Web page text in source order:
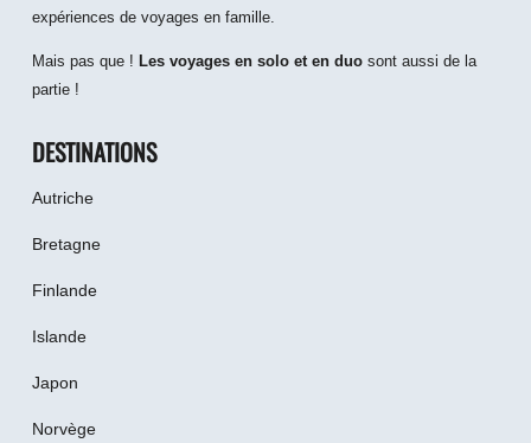
expériences de voyages en famille.
Mais pas que ! Les voyages en solo et en duosont aussi de la
partie !
DESTINATIONS
Autriche
Bretagne
Finlande
Islande
Japon
Norvège